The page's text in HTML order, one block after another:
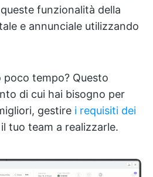
funzionalità della
e annunciale utilizzando
tempo? Questo
di cui hai bisogno per
gestire i requisiti dei
tuo team a realizzarle.